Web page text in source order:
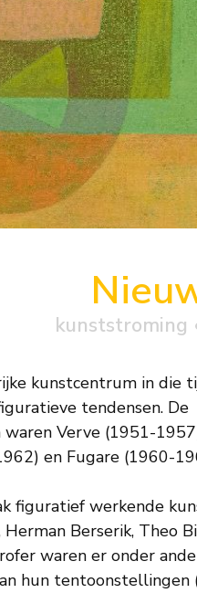
kunststroming
kunstcentrum in die
tendensen. De
Verve (1951-
en Fugare (1960-
figuratief werkende
Berserik, Theo
waren er onder
hun tentoonstellingen
van Heel, Willem